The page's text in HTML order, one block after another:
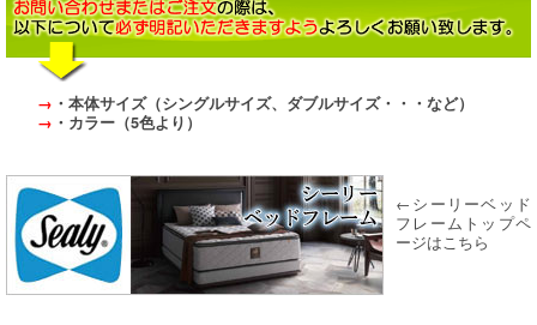
→ ・本体サイズ（シングルサイズ、ダブルサイズ・・・など）
→ ・カラー（5色より）
←シーリーベッド
フレームトップペ
ージはこちら